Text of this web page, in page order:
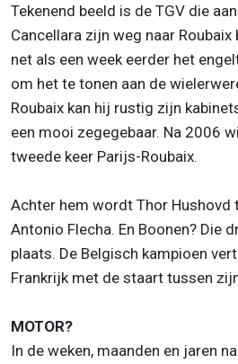
Tekenend beeld is de TGV die
Cancellara zijn weg naar
net als een week eerder het
om het te tonen aan de
Roubaix kan hij rustig zijn
een mooi zegegebaar. Na 2006
tweede keer Parijs-Roubaix.
Achter hem wordt Thor Hushovd
Antonio Flecha. En Boonen? Die
plaats. De Belgisch kampioen
Frankrijk met de staart tussen
MOTOR?
In de weken, maanden en jaren